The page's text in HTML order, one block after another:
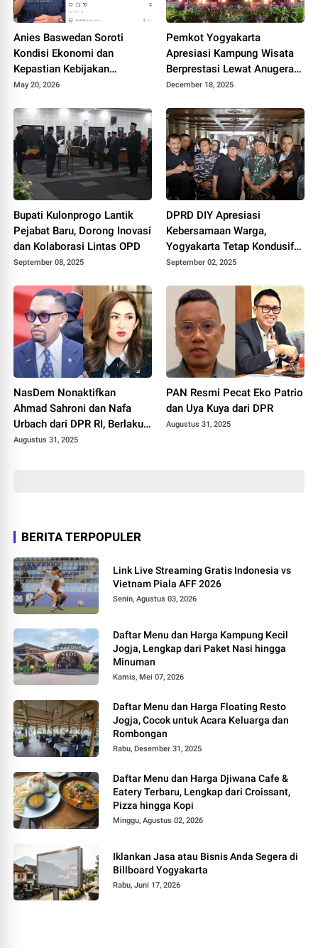
Anies Baswedan Soroti
Kondisi Ekonomi dan
Kepastian Kebijakan
Pemerintah
May 20, 2026
Pemkot Yogyakarta
Apresiasi Kampung Wisata
Berprestasi Lewat Anugerah
2025
December 18, 2025
Bupati Kulonprogo Lantik
Pejabat Baru, Dorong Inovasi
dan Kolaborasi Lintas OPD
September 08, 2025
DPRD DIY Apresiasi
Kebersamaan Warga,
Yogyakarta Tetap Kondusif
Pasca Aksi Massa
September 02, 2025
NasDem Nonaktifkan
Ahmad Sahroni dan Nafa
Urbach dari DPR RI, Berlaku
1 September 2025
Augustus 31, 2025
PAN Resmi Pecat Eko Patrio
dan Uya Kuya dari DPR
Augustus 31, 2025
BERITA TERPOPULER
Link Live Streaming Gratis Indonesia vs
Vietnam Piala AFF 2026
Senin, Agustus 03, 2026
Daftar Menu dan Harga Kampung Kecil
Jogja, Lengkap dari Paket Nasi hingga
Minuman
Kamis, Mei 07, 2026
Daftar Menu dan Harga Floating Resto
Jogja, Cocok untuk Acara Keluarga dan
Rombongan
Rabu, Desember 31, 2025
Daftar Menu dan Harga Djiwana Cafe &
Eatery Terbaru, Lengkap dari Croissant,
Pizza hingga Kopi
Minggu, Agustus 02, 2026
Iklankan Jasa atau Bisnis Anda Segera di
Billboard Yogyakarta
Rabu, Juni 17, 2026